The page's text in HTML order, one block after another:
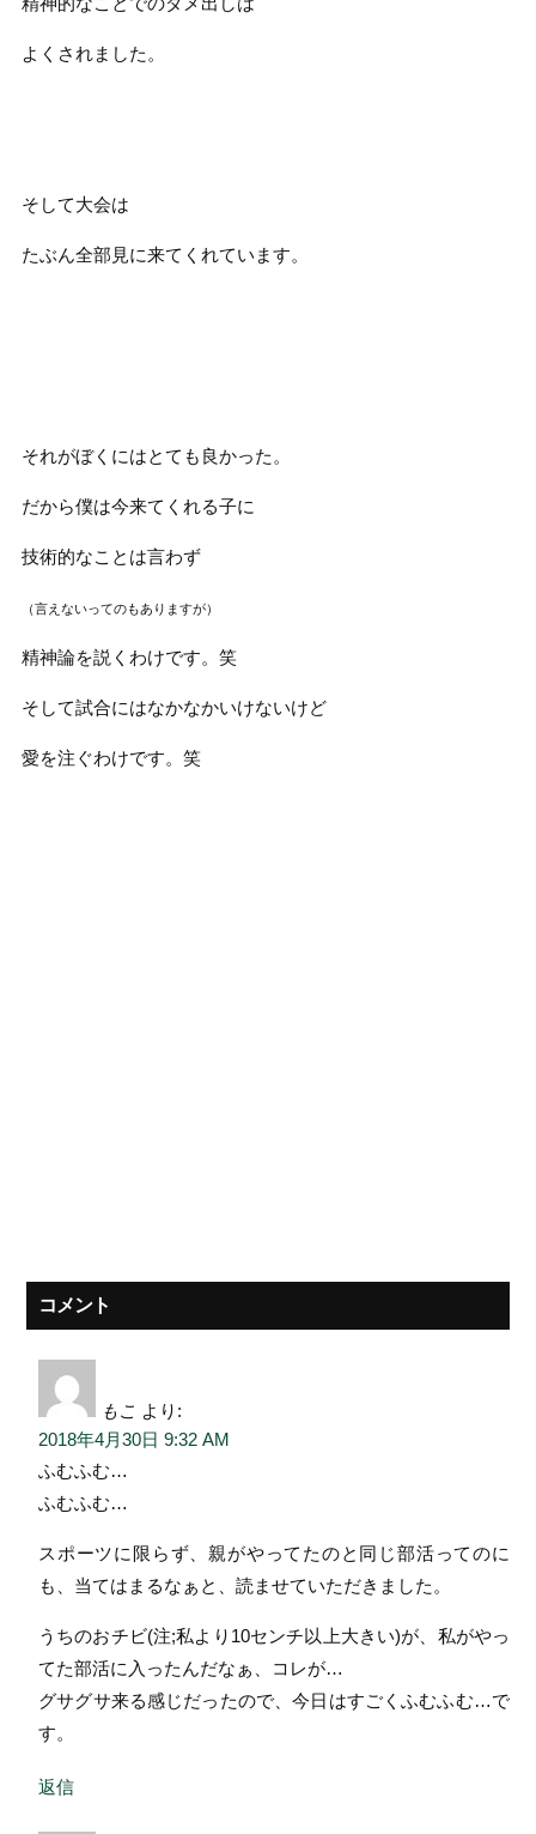
よくされました。
そして大会は
たぶん全部見に来てくれています。
それがぼくにはとても良かった。
だから僕は今来てくれる子に
技術的なことは言わず
（言えないってのもありますが）
精神論を説くわけです。笑
そして試合にはなかなかいけないけど
愛を注ぐわけです。笑
コメント
もこ より:
2018年4月30日 9:32 AM
ふむふむ…
ふむふむ…
スポーツに限らず、親がやってたのと同じ部活ってのに
も、当てはまるなぁと、読ませていただきました。
うちのおチビ(注;私より10センチ以上大きい)が、私がやっ
てた部活に入ったんだなぁ、コレが…
グサグサ来る感じだったので、今日はすごくふむふむ…で
す。
返信